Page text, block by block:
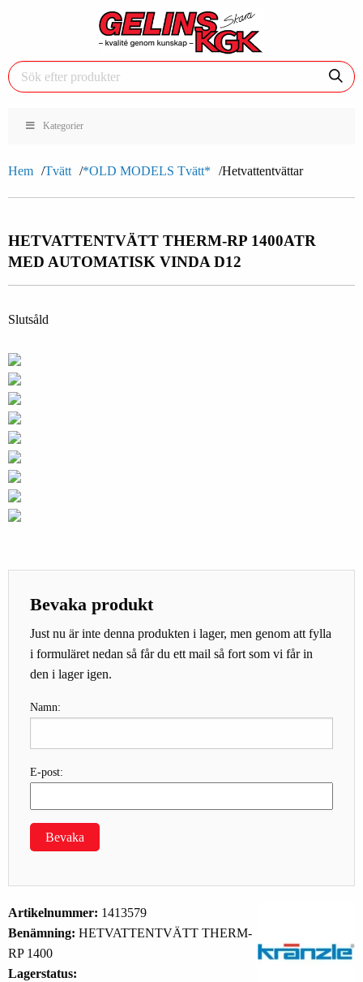
Kategorier
Hem Tvätt *OLD MODELS Tvätt* Hetvattentvättar
HETVATTENTVÄTT THERM-RP 1400ATR
MED AUTOMATISK VINDA D12
Slutsåld
Bevaka produkt
Just nu är inte denna produkten i lager, men genom att fylla
i formuläret nedan så får du ett mail så fort som vi får in
den i lager igen.
Namn:
E-post:
Bevaka
Artikelnummer: 1413579
Benämning: HETVATTENTVÄTT THERM-
RP 1400
Lagerstatus: